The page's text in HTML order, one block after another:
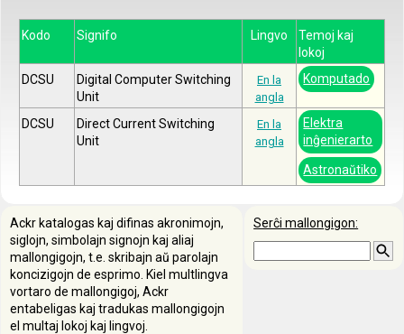
Kodo Signifo Lingvo
Temoj kaj
lokoj
DCSU
Digital Computer Switching
Unit
En la
angla
Komputado
DCSU
Direct Current Switching
Unit
En la
angla
Elektra
inĝenierarto
Astronaŭtiko
Serĉi mallongigon:
Ackr katalogas kaj difinas akronimojn,
siglojn, simbolajn signojn kaj aliaj
mallongigojn, t.e. skribajn aŭ parolajn
koncizigojn de esprimo. Kiel multlingva
vortaro de mallongigoj, Ackr
entabeligas kaj tradukas mallongigojn
el multaj lokoj kaj lingvoj.